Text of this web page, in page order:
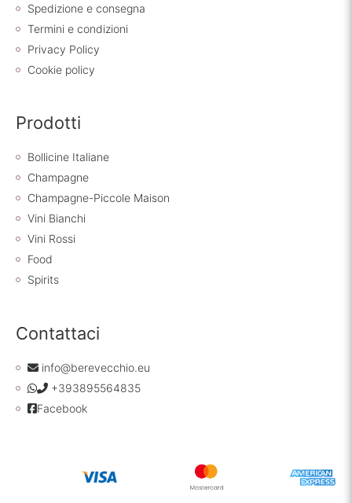
Spedizione e consegna
Termini e condizioni
Privacy Policy
Cookie policy
Prodotti
Bollicine Italiane
Champagne
Champagne-Piccole Maison
Vini Bianchi
Vini Rossi
Food
Spirits
Contattaci
info@berevecchio.eu
+393895564835
Facebook